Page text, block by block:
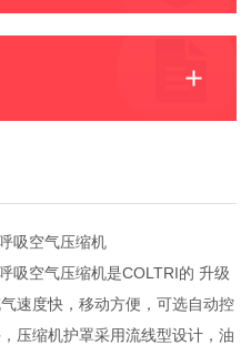
吸空气压缩机
吸空气压缩机是COLTRI的 升级
速度快，移动方便，可选自动控
压缩机护罩采用流线型设计，油